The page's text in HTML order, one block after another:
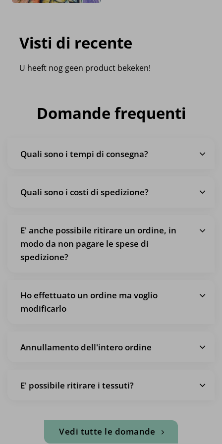
Visti di recente
U heeft nog geen product bekeken!
Domande frequenti
Quali sono i tempi di consegna?
Quali sono i costi di spedizione?
E' anche possibile ritirare un ordine, in
modo da non pagare le spese di
spedizione?
Ho effettuato un ordine ma voglio
modificarlo
Annullamento dell'intero ordine
E' possibile ritirare i tessuti?
Vedi tutte le domande